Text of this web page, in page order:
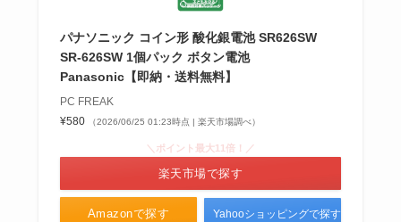
ミルクジャムヘアカラーの取扱店
は？売ってない？値段やどこに売
ってるか解説
紙袋が売ってるところは？コンビ
ニやドラッグストアや無印で買え
る？販売店を調査！
パナソニック コイン形 酸化銀電池 SR626SW
SR-626SW 1個パック ボタン電池
Panasonic【即納・送料無料】
PC FREAK
¥580
（2026/06/25 01:23時点 | 楽天市場調べ）
Amazonで探す
＼ポイント最大11倍！／
楽天市場で探す
Yahooショッピングで探す